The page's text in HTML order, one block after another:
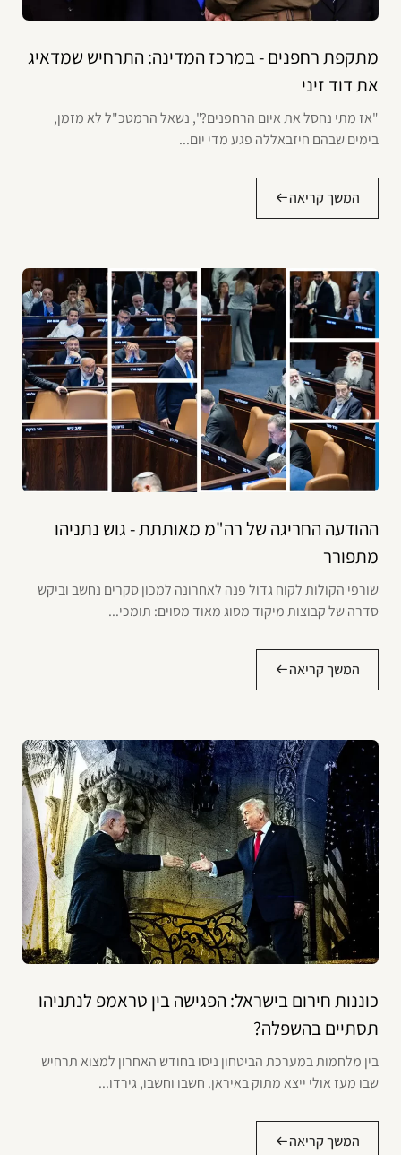
מתקפת רחפנים - במרכז המדינה: התרחיש שמדאיג
את דוד זיני
"אז מתי נחסל את איום הרחפנים?", נשאל הרמטכ"ל לא מזמן,
בימים שבהם חיזבאללה פגע מדי יום...
המשך קריאה
ההודעה החריגה של רה"מ מאותתת - גוש נתניהו
מתפורר
שורפי הקולות לקוח גדול פנה לאחרונה למכון סקרים נחשב וביקש
סדרה של קבוצות מיקוד מסוג מאוד מסוים: תומכי...
המשך קריאה
כוננות חירום בישראל: הפגישה בין טראמפ לנתניהו
תסתיים בהשפלה?
בין מלחמות במערכת הביטחון ניסו בחודש האחרון למצוא תרחיש
שבו מעז אולי ייצא מתוק באיראן. חשבו וחשבו, גירדו...
המשך קריאה